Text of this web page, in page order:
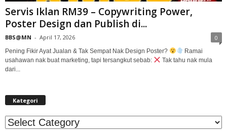
Servis Iklan RM39 – Copywriting Power,
Poster Design dan Publish di...
BBS@MN - April 17, 2026 0
Pening Fikir Ayat Jualan & Tak Sempat Nak Design Poster?
Ramai
usahawan nak buat marketing, tapi tersangkut sebab:
Tak tahu nak mula
dari...
Kategori
Kategori